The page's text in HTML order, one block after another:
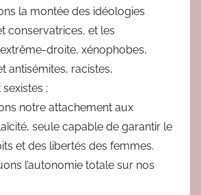
la montée des idéologies
conservatrices, et les
droite, xénophobes,
antisémites, racistes,
;
notre attachement aux
seule capable de garantir le
et des libertés des femmes.
l’autonomie totale sur nos